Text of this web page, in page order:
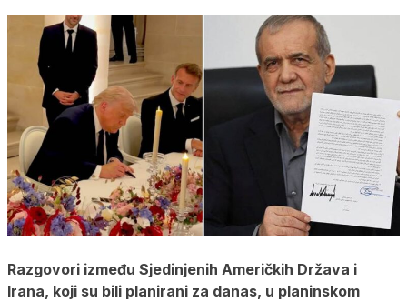
Razgovori između Sjedinjenih Američkih Država i
Irana, koji su bili planirani za danas, u planinskom